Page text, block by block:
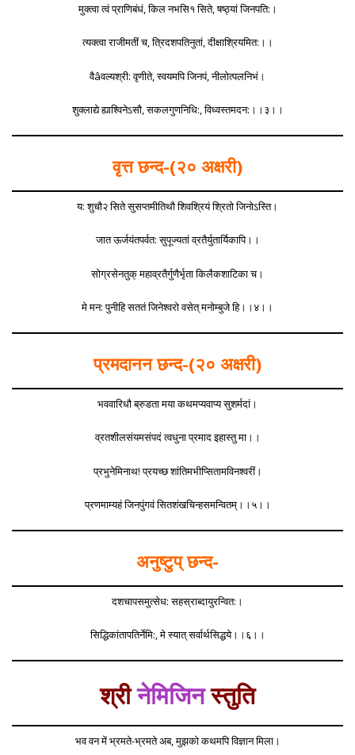
मुक्त्वा त्वं प्राणिबंधं, किल नभसि१ सिते, षष्ठ्यां जिनपति:।
त्यक्त्वा राजीमतीं च, त्रिदशपतिनुतां, दीक्षाश्रियमित:।।
वैâवल्यश्री: वृणीते, स्वयमपि जिनपं, नीलोत्पलनिभं।
शुक्लाद्ये ह्याश्विनेऽसौ, सकलगुणनिधि:, विध्वस्तमदन:।।३।।
वृत्त छन्द-(२० अक्षरी)
य: शुचौ२ सिते सुसप्तमीतिथौ शिवश्रियं श्रितो जिनोऽस्ति।
जात ऊर्जयंतपर्वत: सुपूज्यतां व्रतैर्युतार्यिकापि।।
सोग्रसेनतुक् महाव्रतैर्गुणैर्भृता किलैकशाटिका च।
मे मन: पुनीहि सततं जिनेश्वरो वसेत् मनोम्बुजे हि।।४।।
प्रमदानन छन्द-(२० अक्षरी)
भववारिधौ ब्रुडता मया कथमप्यवाप्य सुशर्मदां।
व्रतशीलसंयमसंपदं त्वधुना प्रमाद इहास्तु मा।।
प्रभुनेमिनाथ! प्रयच्छ शांतिमभीप्सितामविनश्वरीं।
प्रणमाम्यहं जिनपुंगवं सितशंखचिन्हसमन्वितम्।।५।।
अनुष्टुप् छन्द-
दशचापसमुत्सेध: सहस्राब्दायुरन्वित:।
सिद्धिकांतापतिर्नेमि:, मे स्यात् सर्वार्थसिद्धये।।६।।
श्रीनेमिजिनस्तुति
भव वन में भ्रमते-भ्रमते अब, मुझको कथमपि विज्ञान मिला।